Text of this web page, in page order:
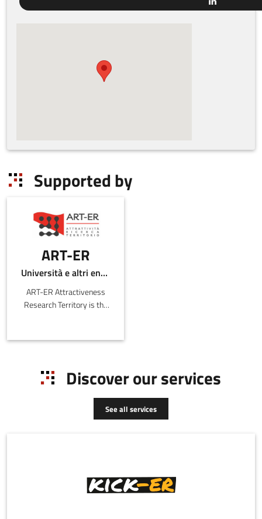
Supported by
ART-ER
Università e altri enti pubblici
ART-ER Attractiveness
Research Territory is the
the purpose o
Discover our services
See all services